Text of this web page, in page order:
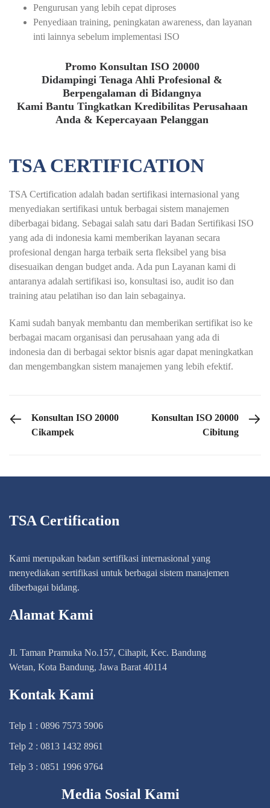
Pengurusan yang lebih cepat diproses
Penyediaan training, peningkatan awareness, dan layanan
inti lainnya sebelum implementasi ISO
Promo Konsultan ISO 20000
Didampingi Tenaga Ahli Profesional &
Berpengalaman di Bidangnya
Kami Bantu Tingkatkan Kredibilitas Perusahaan
Anda & Kepercayaan Pelanggan
TSA CERTIFICATION
TSA Certification adalah badan sertifikasi internasional yang
menyediakan sertifikasi untuk berbagai sistem manajemen
diberbagai bidang. Sebagai salah satu dari Badan Sertifikasi ISO
yang ada di indonesia kami memberikan layanan secara
profesional dengan harga terbaik serta fleksibel yang bisa
disesuaikan dengan budget anda. Ada pun Layanan kami di
antaranya adalah sertifikasi iso, konsultasi iso, audit iso dan
training atau pelatihan iso dan lain sebagainya.
Kami sudah banyak membantu dan memberikan sertifikat iso ke
berbagai macam organisasi dan perusahaan yang ada di
indonesia dan di berbagai sektor bisnis agar dapat meningkatkan
dan mengembangkan sistem manajemen yang lebih efektif.
PREVIOUS POST
Konsultan ISO 20000
Cikampek
NEXT POST
Konsultan ISO 20000
Cibitung
TSA Certification
Kami merupakan badan sertifikasi internasional yang
menyediakan sertifikasi untuk berbagai sistem manajemen
diberbagai bidang.
Alamat Kami
Jl. Taman Pramuka No.157, Cihapit, Kec. Bandung
Wetan, Kota Bandung, Jawa Barat 40114
Kontak Kami
Telp 1 : 0896 7573 5906
Telp 2 : 0813 1432 8961
Telp 3 : 0851 1996 9764
Media Sosial Kami